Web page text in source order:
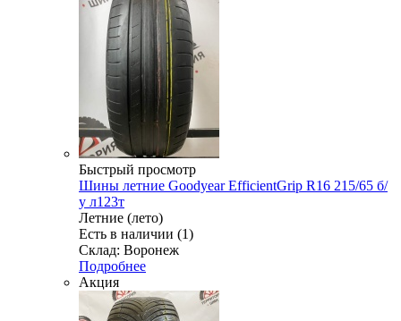
Быстрый просмотр
Шины летние Goodyear EfficientGrip R16 215/65 б/
у л123т
Летние (лето)
Есть в наличии (1)
Склад: Воронеж
Подробнее
Акция